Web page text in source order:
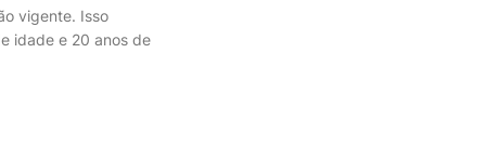
vigente. Isso
idade e 20 anos de